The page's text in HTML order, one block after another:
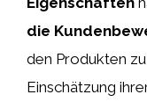
die
den Produkten
Einschätzung